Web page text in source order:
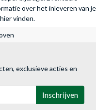
over het inleveren van je
vinden.
exclusieve acties en
Inschrijven